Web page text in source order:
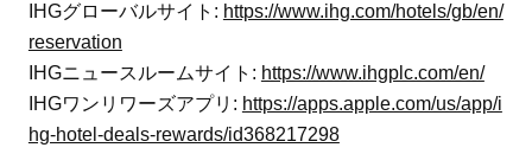
IHGグローバルサイト: https://www.ihg.com/hotels/gb/en/
reservation
IHGニュースルームサイト: https://www.ihgplc.com/en/
IHGワンリワーズアプリ: https://apps.apple.com/us/app/i
hg-hotel-deals-rewards/id368217298